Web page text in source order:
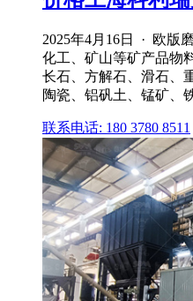
2025年4月16日 · 欧版
化工、矿山等矿产品物
长石、方解石、滑石、
陶瓷、铝矾土、锰矿、
联系电话: 180 3780 8511